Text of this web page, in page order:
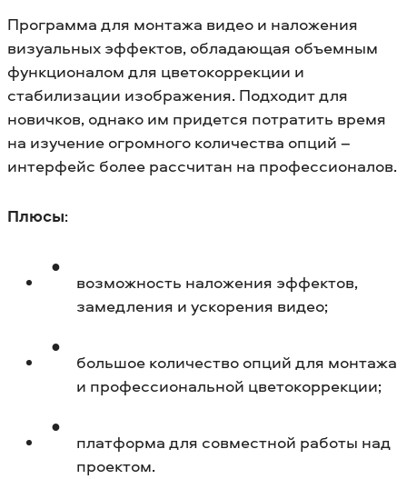
Программа для монтажа видео и наложения
визуальных эффектов, обладающая объемным
функционалом для цветокоррекции и
стабилизации изображения. Подходит для
новичков, однако им придется потратить время
на изучение огромного количества опций –
интерфейс более рассчитан на профессионалов.
Плюсы:
возможность наложения эффектов,
замедления и ускорения видео;
большое количество опций для монтажа
и профессиональной цветокоррекции;
платформа для совместной работы над
проектом.